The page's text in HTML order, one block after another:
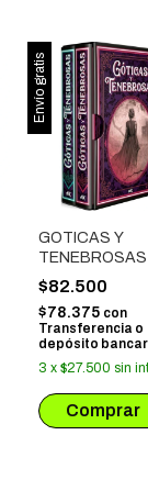
Envío gratis
GOTICAS Y
TENEBROSAS
$82.500
$78.375 con
Transferencia o
depósito
3 x $27.500 sin